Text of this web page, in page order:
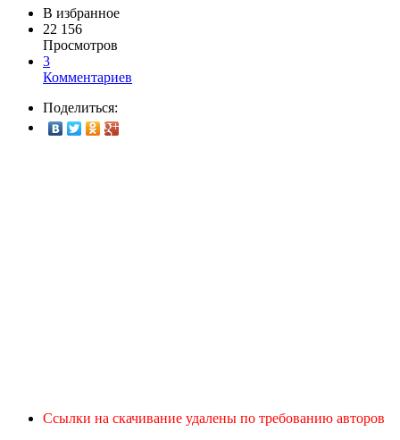
В избранное
22 156
Просмотров
3
Комментариев
Поделиться:
Ссылки на скачивание удалены по требованию авторов